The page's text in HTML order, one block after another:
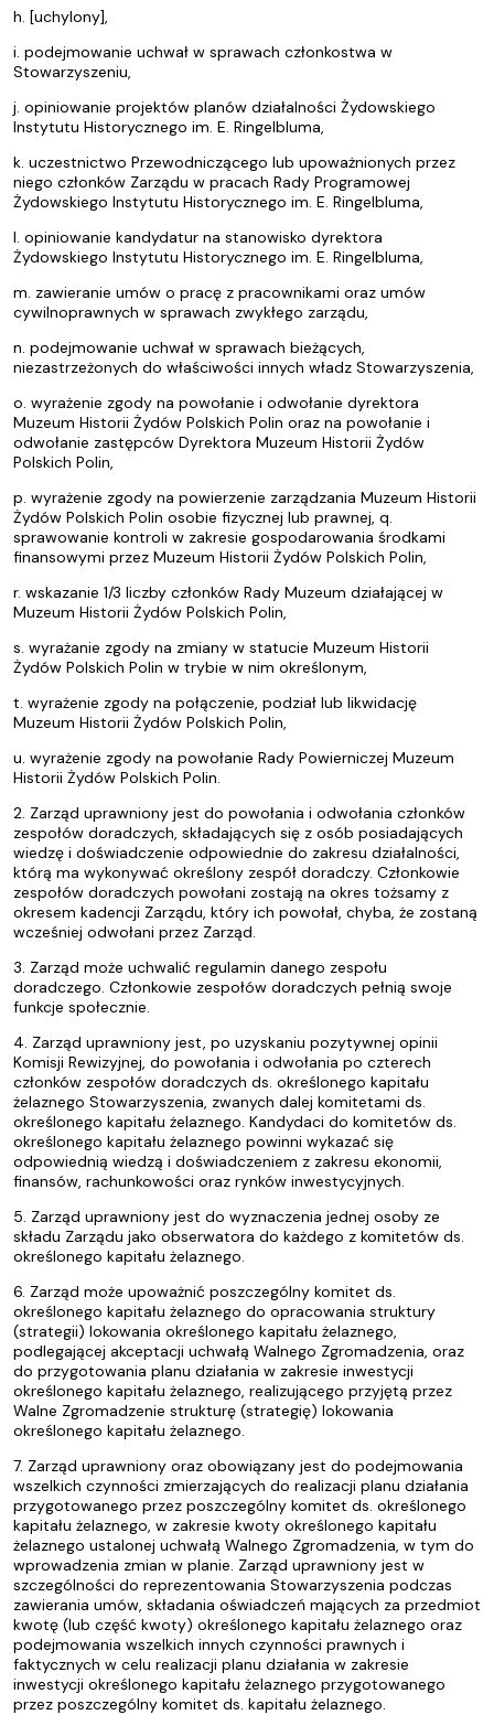
h. [uchylony],
i. podejmowanie uchwał w sprawach członkostwa w
Stowarzyszeniu,
j. opiniowanie projektów planów działalności Żydowskiego
Instytutu Historycznego im. E. Ringelbluma,
k. uczestnictwo Przewodniczącego lub upoważnionych przez
niego członków Zarządu w pracach Rady Programowej
Żydowskiego Instytutu Historycznego im. E. Ringelbluma,
l. opiniowanie kandydatur na stanowisko dyrektora
Żydowskiego Instytutu Historycznego im. E. Ringelbluma,
m. zawieranie umów o pracę z pracownikami oraz umów
cywilnoprawnych w sprawach zwykłego zarządu,
n. podejmowanie uchwał w sprawach bieżących,
niezastrzeżonych do właściwości innych władz Stowarzyszenia,
o. wyrażenie zgody na powołanie i odwołanie dyrektora
Muzeum Historii Żydów Polskich Polin oraz na powołanie i
odwołanie zastępców Dyrektora Muzeum Historii Żydów
Polskich Polin,
p. wyrażenie zgody na powierzenie zarządzania Muzeum Historii
Żydów Polskich Polin osobie fizycznej lub prawnej, q.
sprawowanie kontroli w zakresie gospodarowania środkami
finansowymi przez Muzeum Historii Żydów Polskich Polin,
r. wskazanie 1/3 liczby członków Rady Muzeum działającej w
Muzeum Historii Żydów Polskich Polin,
s. wyrażanie zgody na zmiany w statucie Muzeum Historii
Żydów Polskich Polin w trybie w nim określonym,
t. wyrażenie zgody na połączenie, podział lub likwidację
Muzeum Historii Żydów Polskich Polin,
u. wyrażenie zgody na powołanie Rady Powierniczej Muzeum
Historii Żydów Polskich Polin.
2. Zarząd uprawniony jest do powołania i odwołania członków
zespołów doradczych, składających się z osób posiadających
wiedzę i doświadczenie odpowiednie do zakresu działalności,
którą ma wykonywać określony zespół doradczy. Członkowie
zespołów doradczych powołani zostają na okres tożsamy z
okresem kadencji Zarządu, który ich powołał, chyba, że zostaną
wcześniej odwołani przez Zarząd.
3. Zarząd może uchwalić regulamin danego zespołu
doradczego. Członkowie zespołów doradczych pełnią swoje
funkcje społecznie.
4. Zarząd uprawniony jest, po uzyskaniu pozytywnej opinii
Komisji Rewizyjnej, do powołania i odwołania po czterech
członków zespołów doradczych ds. określonego kapitału
żelaznego Stowarzyszenia, zwanych dalej komitetami ds.
określonego kapitału żelaznego. Kandydaci do komitetów ds.
określonego kapitału żelaznego powinni wykazać się
odpowiednią wiedzą i doświadczeniem z zakresu ekonomii,
finansów, rachunkowości oraz rynków inwestycyjnych.
5. Zarząd uprawniony jest do wyznaczenia jednej osoby ze
składu Zarządu jako obserwatora do każdego z komitetów ds.
określonego kapitału żelaznego.
6. Zarząd może upoważnić poszczególny komitet ds.
określonego kapitału żelaznego do opracowania struktury
(strategii) lokowania określonego kapitału żelaznego,
podlegającej akceptacji uchwałą Walnego Zgromadzenia, oraz
do przygotowania planu działania w zakresie inwestycji
określonego kapitału żelaznego, realizującego przyjętą przez
Walne Zgromadzenie strukturę (strategię) lokowania
określonego kapitału żelaznego.
7. Zarząd uprawniony oraz obowiązany jest do podejmowania
wszelkich czynności zmierzających do realizacji planu działania
przygotowanego przez poszczególny komitet ds. określonego
kapitału żelaznego, w zakresie kwoty określonego kapitału
żelaznego ustalonej uchwałą Walnego Zgromadzenia, w tym do
wprowadzenia zmian w planie. Zarząd uprawniony jest w
szczególności do reprezentowania Stowarzyszenia podczas
zawierania umów, składania oświadczeń mających za przedmiot
kwotę (lub część kwoty) określonego kapitału żelaznego oraz
podejmowania wszelkich innych czynności prawnych i
faktycznych w celu realizacji planu działania w zakresie
inwestycji określonego kapitału żelaznego przygotowanego
przez poszczególny komitet ds. kapitału żelaznego.